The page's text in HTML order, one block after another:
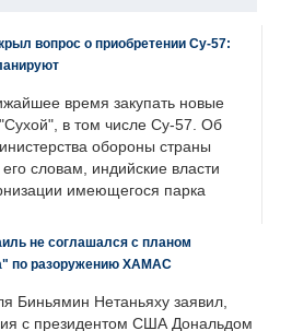
вопрос о приобретении Су-57:
время закупать новые
в том числе Су-57. Об
обороны страны
словам, индийские власти
имеющегося парка
не соглашался с планом
по разоружению ХАМАС
Биньямин Нетаньяху заявил,
с президентом США Дональдом